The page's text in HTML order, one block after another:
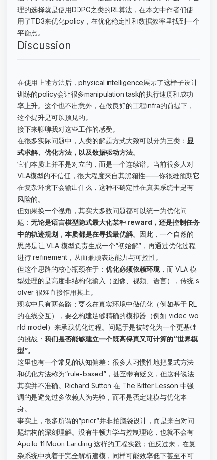
理的选择就是使用DDPG之类的RL算法，在本文中作者们使
用了TD3来优化policy，在优化稳定性和数据效率里找到一个
平衡点。
Discussion
在使用上述方法后，physical intelligence展示了这样子设计
训练的policy会让很多manipulation task的执行速度和成功
率上升。这个也不出意外，在做良好的工程infra的前提下，
这个提升是可以预见的。
接下来聊聊我对这些工作的感受。
在很多实际问题中，人类的解题方式大致可以分为三类： 显
式求解、优化方法，以及数据驱动方法。
它们本质上并不是对立的，而是一个连续谱。当前很多人对
VLA模型的不信任，很大程度来自其黑箱性——你很难预期它
在复杂环境下会输出什么，这种不确定性在真实系统中是有
风险的。
但如果换一个视角，其实大多数问题都可以统一为优化问
题： 无论是语言模型隐式最大化某种 reward，还是控制任务
中的轨迹规划，本质都是在寻找最优解。因此，一个自然的
思路是让 VLA 模型负责生成一个“初始解”，再通过优化过程
进行 refinement，从而兼顾表达能力与可控性。
但这个思路的核心瓶颈在于： 优化必须依赖环境 ，而 VLA 模
型处理的是高度非结构化输入（图像、视频、语言），传统 s
olver 很难直接作用其上。
现实中只有两条路：要么在真实环境中做优化（例如基于 RL
的在线交互），要么构建足够精确的模拟器（例如 video wo
rld model）来承载优化过程。问题于是被转化为一个更基础
的挑战： 我们是否能够建立一个既高保真又可计算的“世界模
型”。
这里也有一个常见的认知偏差：很多人习惯性地把显式方法
和优化方法称为“rule-based”，甚至带有贬义，但这种说法
其实并不准确。Richard Sutton 在 The Bitter Lesson 中强
调的是避免过多依赖人为先验，而不是否定建模与优化本
身。
事实上，很多所谓的“prior”并非拍脑袋设计，而是来自对问
题结构的深刻理解。没有牛顿力学与控制理论，也就不会有
Apollo 11 Moon Landing 这样的工程实践；但反过来，在复
杂系统中执着于完全解析建模，同样可能效率低下甚至不可